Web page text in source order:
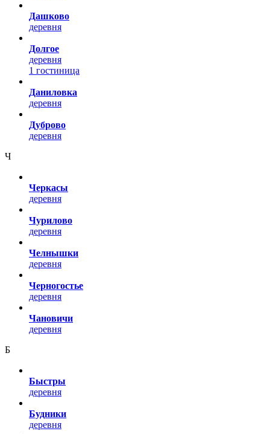
Дашково
деревня
Долгое
деревня
1 гостиница
Даниловка
деревня
Дуброво
деревня
Ч
Черкасы
деревня
Чурилово
деревня
Челнышки
деревня
Черногостье
деревня
Чановичи
деревня
Б
Быстры
деревня
Будники
деревня